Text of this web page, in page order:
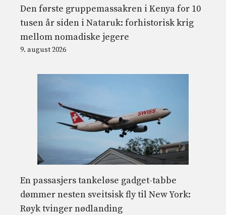
Den første gruppemassakren i Kenya for 10
tusen år siden i Nataruk: forhistorisk krig
mellom nomadiske jegere
9. august 2026
En passasjers tankeløse gadget-tabbe
dømmer nesten sveitsisk fly til New York:
Røyk tvinger nødlanding